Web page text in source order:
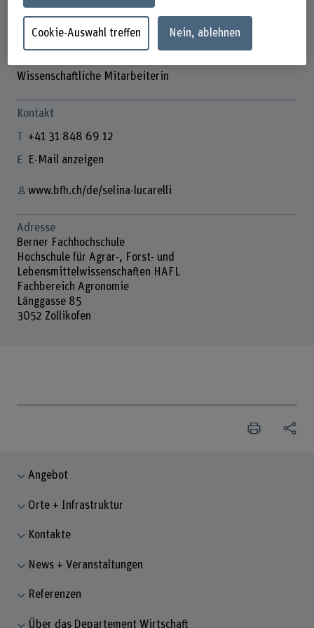
Wissenschaftliche Mitarbeiterin
Kontakt
+41 31 848 69 12
E-Mail anzeigen
www.bfh.ch/de/selina-lucarelli
Adresse
Berner Fachhochschule
Hochschule für Agrar-, Forst- und
Lebensmittelwissenschaften HAFL
Fachbereich Agronomie
Länggasse 85
3052 Zollikofen
Angebot
Orte + Infrastruktur
Kontakte
News + Veranstaltungen
Referenzen
Über das Departement Wirtschaft
Cookie-Auswahl treffen Nein, ablehnen